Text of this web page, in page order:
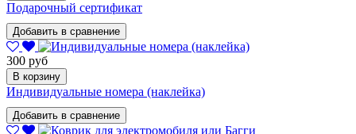
Подарочный сертификат
Добавить в сравнение
300 руб
В корзину
Индивидуальные номера (наклейка)
Добавить в сравнение